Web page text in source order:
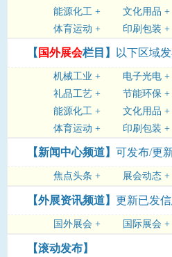
能源化工 +
文化用品 +
体育运动 +
印刷包装 +
【 国外展会栏目】 以下区域
机械工业 + 电子光电 +
礼品工艺 +
节能环保 +
能源化工 +
文化用品 +
体育运动 +
印刷包装 +
【新闻中心频道】 可发布/更
焦点头条 + 展会动态 +
【外展资讯频道】 更新已发
国外展会 + 国际展会 +
【滚动发布】